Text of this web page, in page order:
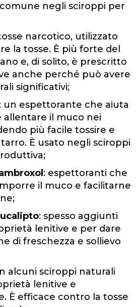
negli sciroppi per
narcotico, utilizzato
la tosse. È più forte del
e, di solito, è prescritto
anche perché può avere
significativi;
: un espettorante che aiuta
allentare il muco nei
più facile tossire e
È usato negli sciroppi
: espettoranti che
il muco e facilitarne
: spesso aggiunti
lenitive e per dare
di freschezza e sollievo
alcuni sciroppi naturali
lenitive e
È efficace contro la tosse